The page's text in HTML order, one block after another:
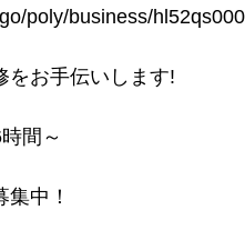
poly/business/
をお手伝いします!
間～
中！